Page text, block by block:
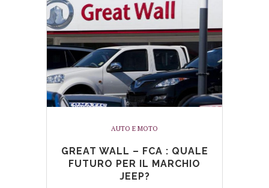
AUTO E MOTO
GREAT WALL – FCA : QUALE
FUTURO PER IL MARCHIO
JEEP?